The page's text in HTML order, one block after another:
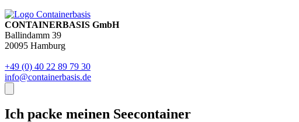
CONTAINERBASIS GmbH
Ballindamm 39
20095 Hamburg
+49 (0) 40 22 89 79 30
info@containerbasis.de
Ich packe meinen Seecontainer